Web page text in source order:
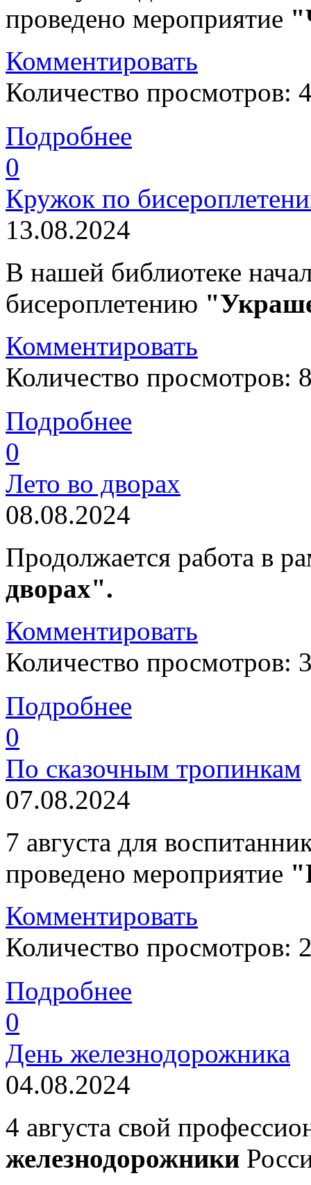
проведено мероприятие
Комментировать
Количество просмотров:
Подробнее
0
Кружок по
13.08.2024
В нашей библиотеке
бисероплетению
Комментировать
Количество просмотров:
Подробнее
0
Лето во дворах
08.08.2024
Продолжается работа в
дворах".
Комментировать
Количество просмотров:
Подробнее
0
По сказочным тропинкам
07.08.2024
7 августа для
проведено мероприятие
Комментировать
Количество просмотров:
Подробнее
0
День железнодорожника
04.08.2024
4 августа свой
железнодорожники